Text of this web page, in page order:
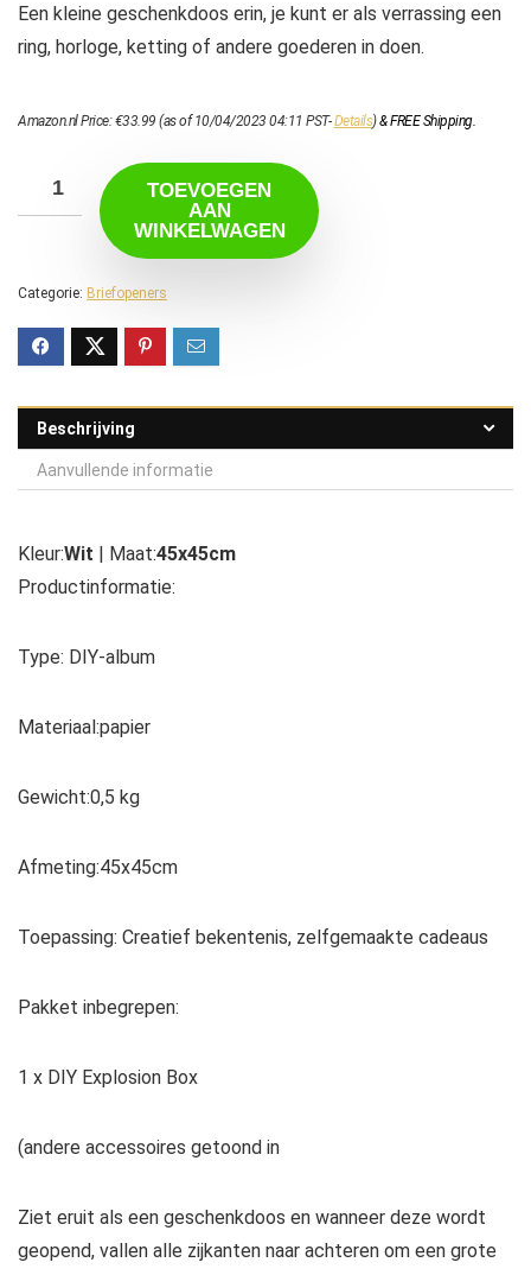
Een kleine geschenkdoos erin, je kunt er als verrassing een
ring, horloge, ketting of andere goederen in doen.
Amazon.nl Price:€33.99 (as of 10/04/2023 04:11 PST-Details)&FREE Shipping.
TOEVOEGEN
AAN
WINKELWAGEN
Categorie: Briefopeners
Beschrijving
Aanvullende informatie
Kleur:Wit | Maat:45x45cm
Productinformatie:
Type: DIY-album
Materiaal:papier
Gewicht:0,5 kg
Afmeting:45x45cm
Toepassing: Creatief bekentenis, zelfgemaakte cadeaus
Pakket inbegrepen:
1 x DIY Explosion Box
(andere accessoires getoond in
Ziet eruit als een geschenkdoos en wanneer deze wordt
geopend, vallen alle zijkanten naar achteren om een ​​grote